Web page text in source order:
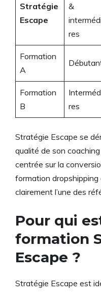
Stratégie
Escape
&
res
Formation
A
Formation
B
res
Stratégie Escape se
qualité de son
centrée sur la
formation dropshipping
clairement l’une des
Pour qui
formation
Escape ?
Stratégie Escape est